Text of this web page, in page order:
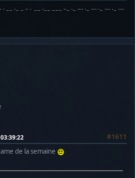
· −− ·− − ·· · −− ·−− −−− ··− ·− ···· ·− ···· ·− ···· ·− ····
#1611
de la semaine